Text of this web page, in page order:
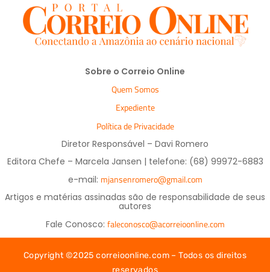
Sobre o Correio Online
Quem Somos
Expediente
Política de Privacidade
Diretor Responsável – Davi Romero
Editora Chefe – Marcela Jansen | telefone: (68) 99972-6883
e-mail: mjansenromero@gmail.com
Artigos e matérias assinadas são de responsabilidade de seus
autores
Fale Conosco: faleconosco@acorreioonline.com
Copyright ©2025 correioonline.com – Todos os direitos
reservados